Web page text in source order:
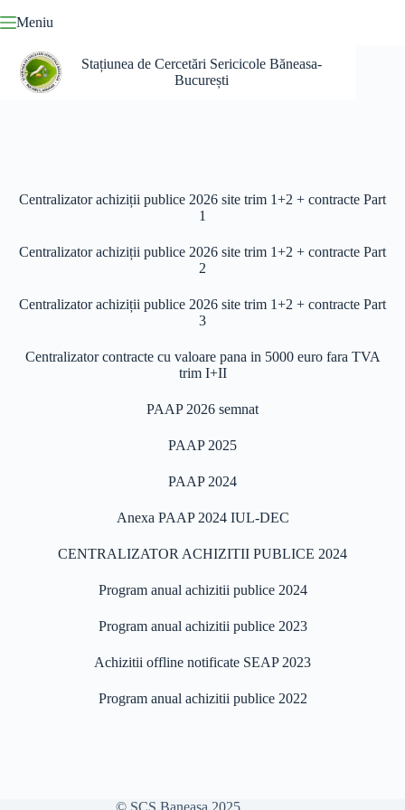
la Meniu
Stațiunea de Cercetări Sericicole Băneasa-
București
Centralizator achiziții publice 2026 site trim 1+2 + contracte Part
1
Centralizator achiziții publice 2026 site trim 1+2 + contracte Part
2
Centralizator achiziții publice 2026 site trim 1+2 + contracte Part
3
Centralizator contracte cu valoare pana in 5000 euro fara TVA
trim I+II
PAAP 2026 semnat
PAAP 2025
PAAP 2024
Anexa PAAP 2024 IUL-DEC
CENTRALIZATOR ACHIZITII PUBLICE 2024
Program anual achizitii publice 2024
Program anual achizitii publice 2023
Achizitii offline notificate SEAP 2023
Program anual achizitii publice 2022
© SCS Baneasa 2025